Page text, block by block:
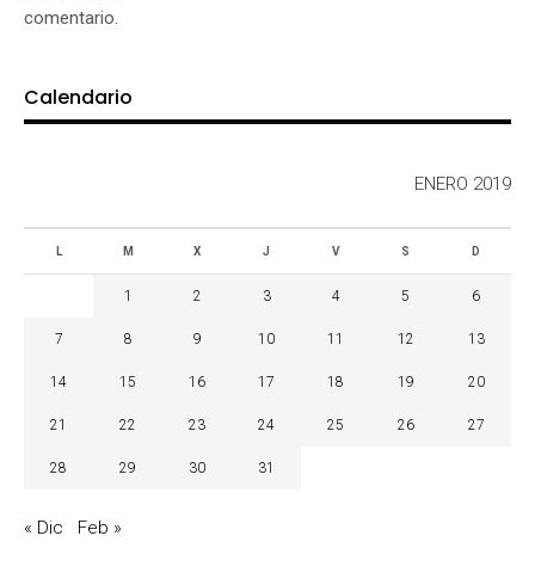
comentario.
Calendario
ENERO 2019
L M X J V S D
1 2 3 4 5 6
7 8 9 10 11 12 13
14 15 16 17 18 19 20
21 22 23 24 25 26 27
28 29 30 31
« Dic Feb »